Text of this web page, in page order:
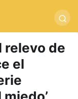
betovis34.net-
relevo de
el